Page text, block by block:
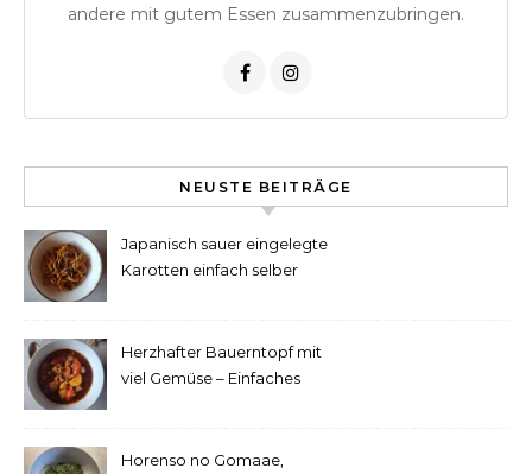
andere mit gutem Essen zusammenzubringen.
NEUSTE BEITRÄGE
Japanisch sauer eingelegte
Karotten einfach selber
Herzhafter Bauerntopf mit
viel Gemüse – Einfaches
Horenso no Gomaae,